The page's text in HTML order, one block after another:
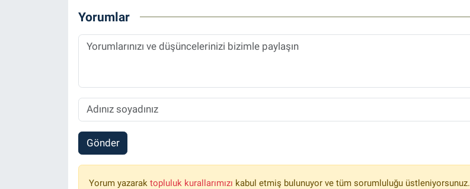
Yorumlar
Gönder
Yorum yazarak topluluk kurallarımızı kabul etmiş bulunuyor ve tüm sorumluluğu üstleniyorsunuz.